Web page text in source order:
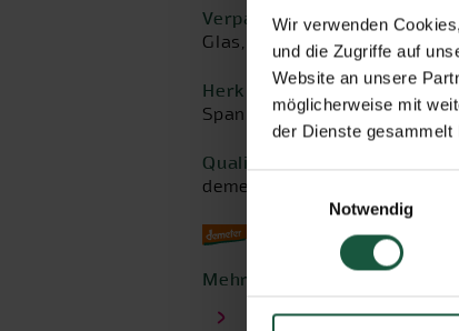
Wir verwenden
und die Zugriffe auf
Website an unsere
möglicherweise mit
der Dienste gesammelt
Einwilligungsauswahl
Notwendig
Verpackungsmaterial:
Glas, Weißblech
Herkunft der Hauptzutat:
Spanien
Qualität:
demeter
Mehr als Genuss:
Hochwertige Zutaten